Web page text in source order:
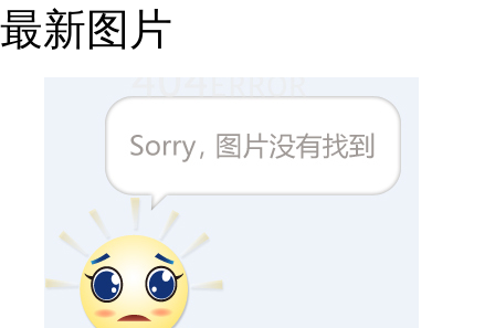
最新图片